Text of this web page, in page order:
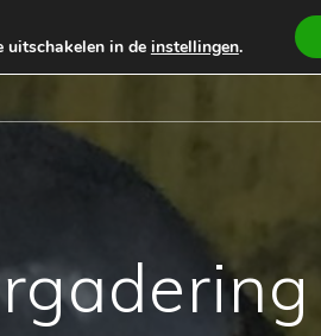
BONVERKOOP
uitschakelen in de instellingen.